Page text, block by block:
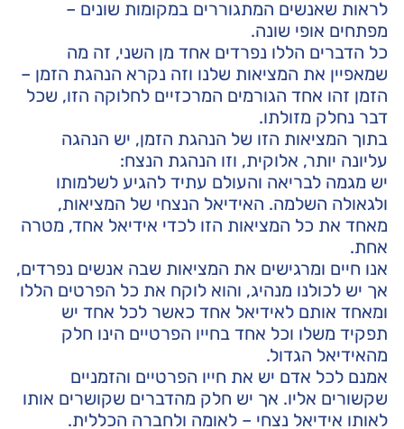
לראות שאנשים המתגוררים במקומות שונים –
מפתחים אופי שונה.
כל הדברים הללו נפרדים אחד מן השני, זה מה
שמאפיין את המציאות שלנו וזה נקרא הנהגת הזמן –
הזמן זהו אחד הגורמים המרכזיים לחלוקה הזו, שכל
דבר נחלק מזולתו.
בתוך המציאות הזו של הנהגת הזמן, יש הנהגה
עליונה יותר, אלוקית, וזו הנהגת הנצח:
יש מגמה לבריאה והעולם עתיד להגיע לשלמותו
ולגאולה השלמה. האידיאל הנצחי של המציאות,
מאחד את כל המציאות הזו לכדי אידיאל אחד, מטרה
אחת.
אנו חיים ומרגישים את המציאות שבה אנשים נפרדים,
אך יש לכולנו מנהיג, והוא לוקח את כל הפרטים הללו
ומאחד אותם לאידיאל אחד כאשר לכל אחד יש
תפקיד משלו וכל אחד בחייו הפרטיים הינו חלק
מהאידיאל הגדול.
אמנם לכל אדם יש את חייו הפרטיים והזמניים
שקשורים אליו. אך יש חלק מהדברים שקושרים אותו
לאותו אידיאל נצחי – לאומה ולחברה הכללית.